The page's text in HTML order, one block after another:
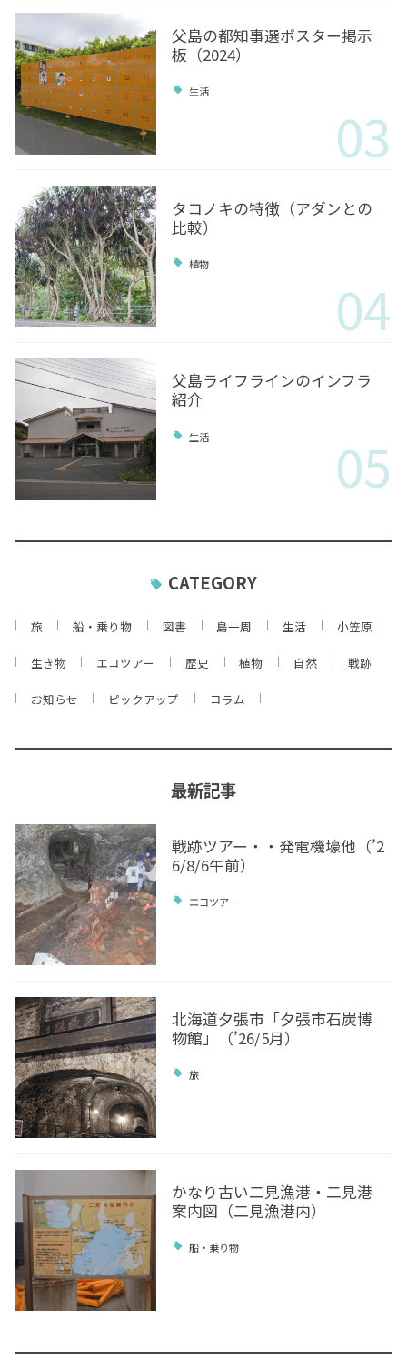
父島の都知事選ポスター掲示
板（2024）
生活
03
タコノキの特徴（アダンとの
比較）
植物
04
父島ライフラインのインフラ
紹介
生活 05
CATEGORY
旅 船・乗り物 図書 島一周 生活 小笠原
生き物 エコツアー 歴史 植物 自然 戦跡
お知らせ ピックアップ コラム
最新記事
戦跡ツアー・・発電機壕他（’2
6/8/6午前）
エコツアー
北海道夕張市「夕張市石炭博
物館」（’26/5月）
旅
かなり古い二見漁港・二見港
案内図（二見漁港内）
船・乗り物